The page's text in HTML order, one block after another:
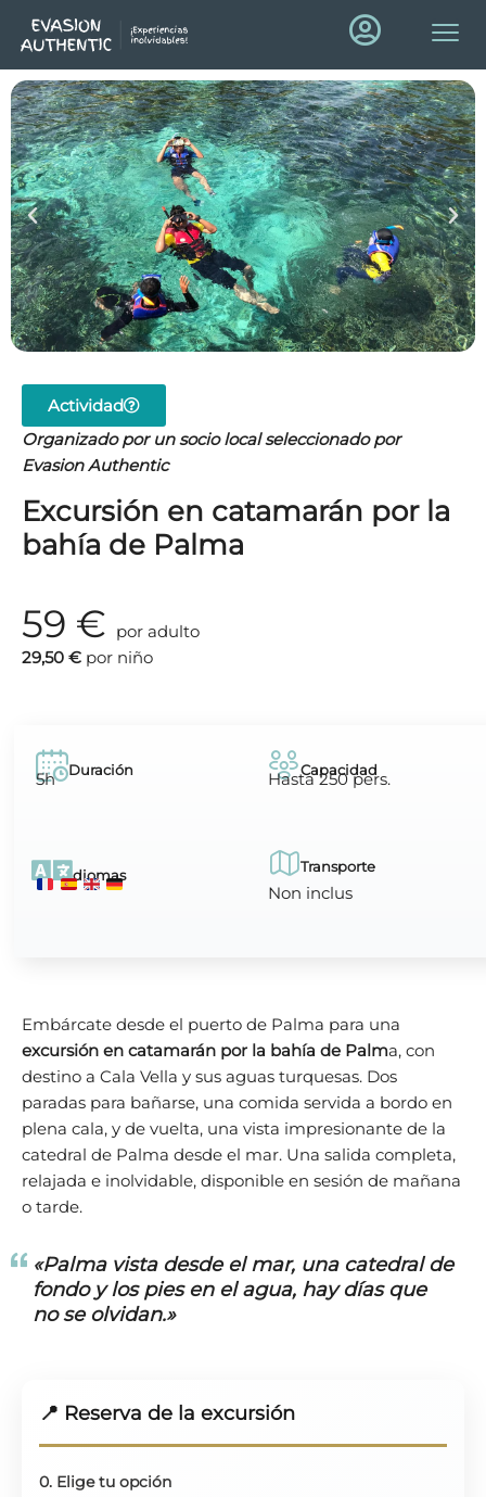
Actividad
Organizado por un socio local seleccionado por
Evasion Authentic
Excursión en catamarán por la
bahía de Palma
59 € por adulto
29,50 € por niño
Duración
5h Capacidad
Hasta 250 pers.
Idiomas Transporte
Non inclus
Embárcate desde el puerto de Palma para una
excursión en catamarán por la bahía de Palma, con
destino a Cala Vella y sus aguas turquesas. Dos
paradas para bañarse, una comida servida a bordo en
plena cala, y de vuelta, una vista impresionante de la
catedral de Palma desde el mar. Una salida completa,
relajada e inolvidable, disponible en sesión de mañana
o tarde.
«Palma vista desde el mar, una catedral de
fondo y los pies en el agua, hay días que
no se olvidan.»
📍 Reserva de la excursión
0. Elige tu opción